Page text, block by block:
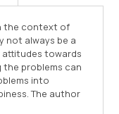
the context of
not always be a
attitudes towards
the problems can
into
The author